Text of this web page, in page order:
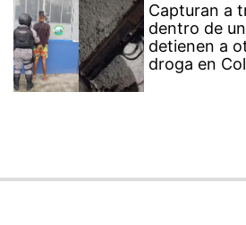
Capturan a
dentro de
detienen a
droga en